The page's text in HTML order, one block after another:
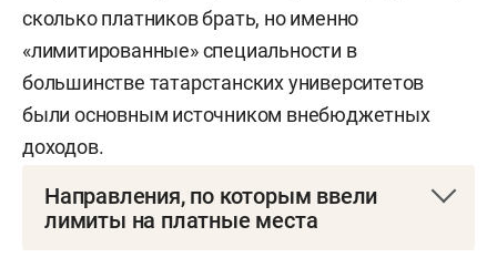
сколько платников брать, но именно
«лимитированные» специальности в
большинстве татарстанских университетов
были основным источником внебюджетных
доходов.
Направления, по которым ввели
лимиты на платные места